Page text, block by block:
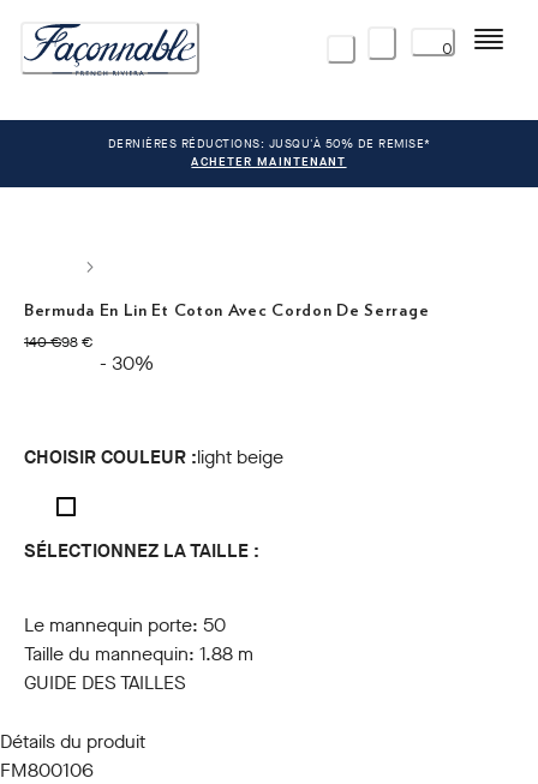
0 Menu
DERNIÈRES RÉDUCTIONS: JUSQU'À 50% DE REMISE*
ACHETER MAINTENANT
Bermuda En Lin Et Coton Avec Cordon De Serrage
140 €
original price 140 €
98 €
current price 98 €
- 30%
CHOISIR COULEUR :light beige
SÉLECTIONNEZ LA TAILLE :
Le mannequin porte: 50
Taille du mannequin: 1.88 m
GUIDE DES TAILLES
Détails du produit
FM800106